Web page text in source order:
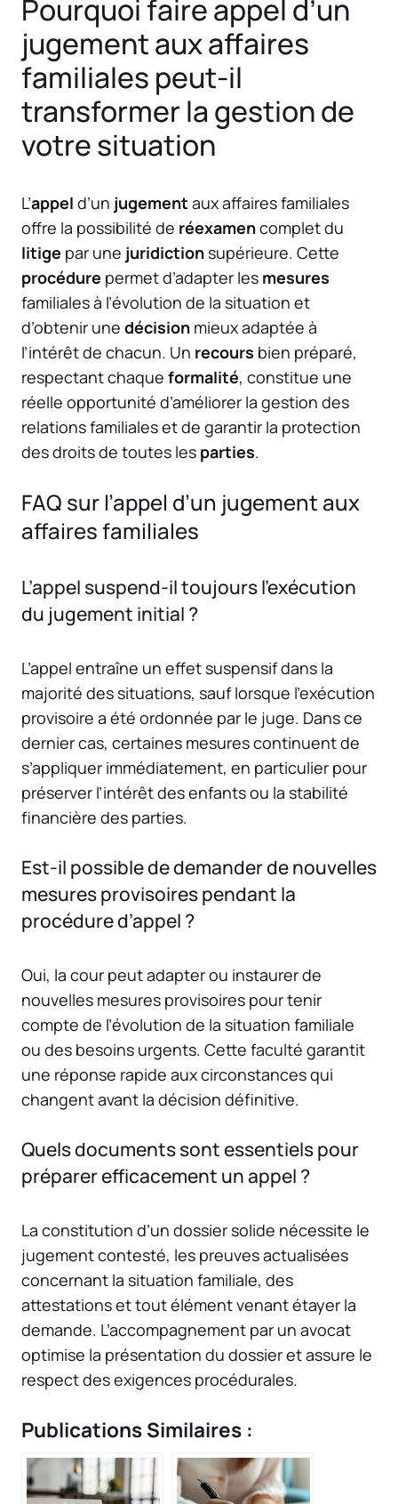
Pourquoi faire appel d’un
jugement aux affaires
familiales peut-il
transformer la gestion de
votre situation
L’appel d’un jugement aux affaires familiales
offre la possibilité de réexamencomplet du
litige par une juridictionsupérieure. Cette
procédure permet d’adapter les mesures
familiales à l’évolution de la situation et
d’obtenir une décision mieux adaptée à
l’intérêt de chacun. Un recours bien préparé,
respectant chaque formalité, constitue une
réelle opportunité d’améliorer la gestion des
relations familiales et de garantir la protection
des droits de toutes les parties.
FAQ sur l’appel d’un jugement aux
affaires familiales
L’appel suspend-il toujours l’exécution
du jugement initial ?
L’appel entraîne un effet suspensif dans la
majorité des situations, sauf lorsque l’exécution
provisoire a été ordonnée par le juge. Dans ce
dernier cas, certaines mesures continuent de
s’appliquer immédiatement, en particulier pour
préserver l’intérêt des enfants ou la stabilité
financière des parties.
Est-il possible de demander de nouvelles
mesures provisoires pendant la
procédure d’appel ?
Oui, la cour peut adapter ou instaurer de
nouvelles mesures provisoires pour tenir
compte de l’évolution de la situation familiale
ou des besoins urgents. Cette faculté garantit
une réponse rapide aux circonstances qui
changent avant la décision définitive.
Quels documents sont essentiels pour
préparer efficacement un appel ?
La constitution d’un dossier solide nécessite le
jugement contesté, les preuves actualisées
concernant la situation familiale, des
attestations et tout élément venant étayer la
demande. L’accompagnement par un avocat
optimise la présentation du dossier et assure le
respect des exigences procédurales.
Publications Similaires :